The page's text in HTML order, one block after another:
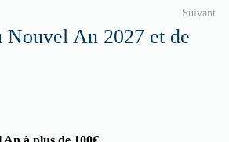
Suivant
Nouvel An 2027 et de